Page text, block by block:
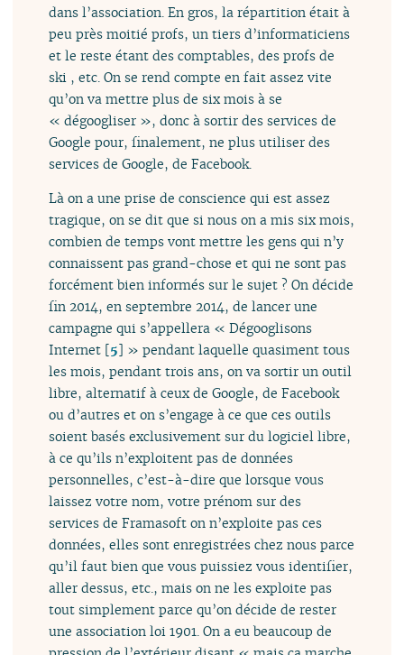
dans l’association. En gros, la répartition était à
peu près moitié profs, un tiers d’informaticiens
et le reste étant des comptables, des profs de
ski , etc. On se rend compte en fait assez vite
qu’on va mettre plus de six mois à se
« dégoogliser », donc à sortir des services de
Google pour, finalement, ne plus utiliser des
services de Google, de Facebook.
Là on a une prise de conscience qui est assez
tragique, on se dit que si nous on a mis six mois,
combien de temps vont mettre les gens qui n’y
connaissent pas grand-chose et qui ne sont pas
forcément bien informés sur le sujet ? On décide
fin 2014, en septembre 2014, de lancer une
campagne qui s’appellera « Dégooglisons
Internet [5] » pendant laquelle quasiment tous
les mois, pendant trois ans, on va sortir un outil
libre, alternatif à ceux de Google, de Facebook
ou d’autres et on s’engage à ce que ces outils
soient basés exclusivement sur du logiciel libre,
à ce qu’ils n’exploitent pas de données
personnelles, c’est-à-dire que lorsque vous
laissez votre nom, votre prénom sur des
services de Framasoft on n’exploite pas ces
données, elles sont enregistrées chez nous parce
qu’il faut bien que vous puissiez vous identifier,
aller dessus, etc., mais on ne les exploite pas
tout simplement parce qu’on décide de rester
une association loi 1901. On a eu beaucoup de